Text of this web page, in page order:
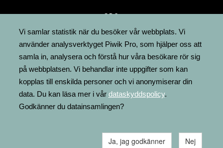
GRO
FÖRENINGSRESURSEN
MINNESRUNOR.FI
UPPSLAGSVERKET FINLAND
LÄGENHETER
FAKTURERING
Vi samlar statistik när du besöker vår webbplats. Vi
använder analysverktyget Piwik Pro, som hjälper oss att
samla in, analysera och förstå hur våra besökare rör sig
på webbplatsen. Vi behandlar inte uppgifter som kan
kopplas till enskilda personer och vi anonymiserar din
data. Du kan läsa mer i vår dataskyddspolicy.
Godkänner du datainsamlingen?
Ja, jag godkänner Nej